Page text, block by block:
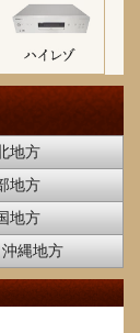
地方
地方
地方
縄地方